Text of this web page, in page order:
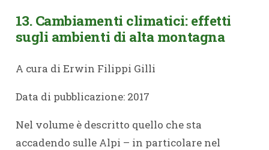
13. Cambiamenti climatici: effetti
sugli ambienti di alta montagna
A cura di Erwin Filippi Gilli
Data di pubblicazione: 2017
Nel volume è descritto quello che sta
accadendo sulle Alpi – in particolare nel